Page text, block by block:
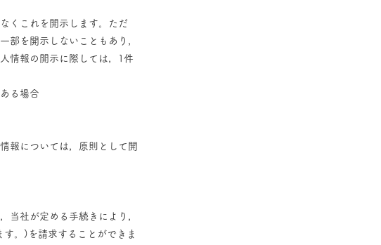
くこれを開示します。ただ
部を開示しないこともあり，
情報の開示に際しては，1件
る場合
報については，原則として開
当社が定める手続きにより，
。)を請求することができま